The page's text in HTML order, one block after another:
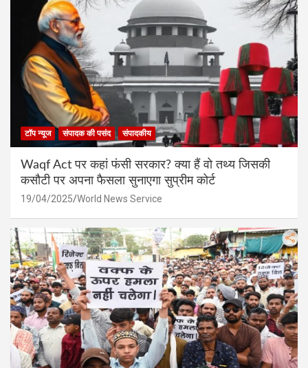
टॉप न्यूज संपादक की पसंद संपादकीय
Waqf Act पर कहां फंसी सरकार? क्या हैं वो तथ्य जिसकी
कसौटी पर अपना फैसला सुनाएगा सुप्रीम कोर्ट
19/04/2025 World News Service